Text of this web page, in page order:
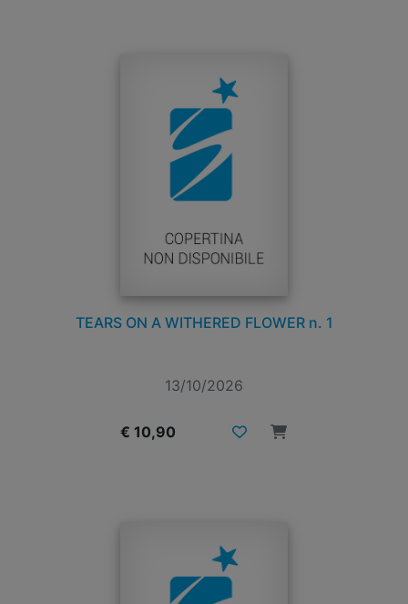
TEARS ON A WITHERED FLOWER n. 1
13/10/2026
€ 10,90